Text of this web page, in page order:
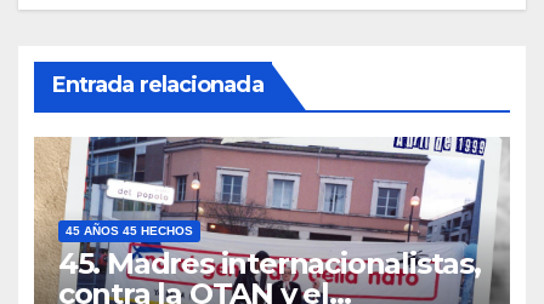
Entrada relacionada
45 AÑOS 45 HECHOS
45. Madres internacionalistas,
contra la OTAN y el